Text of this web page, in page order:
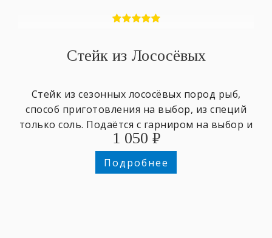
Стейк из Лососёвых
Стейк из сезонных лососёвых пород рыб,
способ приготовления на выбор, из специй
только соль. Подаётся с гарниром на выбор и
зеленью.
1 050 ₽
Подробнее